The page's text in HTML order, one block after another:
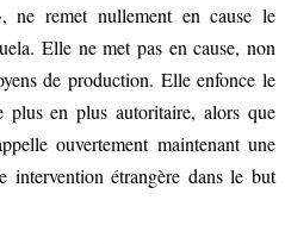
ne remet nullement en cause le
Elle ne met pas en cause, non
de production. Elle enfonce le
plus en plus autoritaire, alors que
ouvertement maintenant une
intervention étrangère dans le but